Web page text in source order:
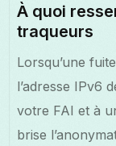
À quoi
traqueurs
Lorsqu’une
l’adresse IPv6
votre FAI et à
brise